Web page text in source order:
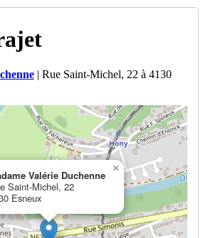
| Rue Saint-Michel, 22 à 4130
Valérie Duchenne
Saint-Michel, 22
Esneux
×